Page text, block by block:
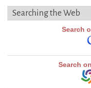
Searching the Web
Search
Search